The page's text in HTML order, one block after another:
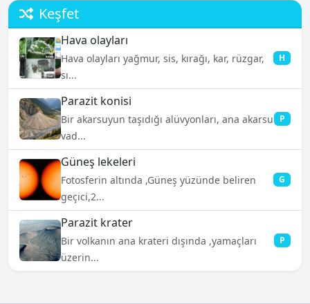
Keşfet
Hava olayları
Hava olayları yağmur, sis, kırağı, kar, rüzgar,
sı...
H
Parazit konisi
Bir akarsuyun taşıdığı alüvyonları, ana akarsu
vad...
P
Güneş lekeleri
Fotosferin altında ,Güneş yüzünde beliren
geçici,2...
G
Parazit krater
Bir volkanın ana krateri dışında ,yamaçları
üzerin...
P